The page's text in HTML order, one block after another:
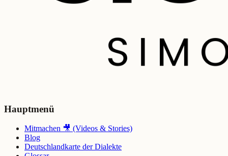
Hauptmenü
Mitmachen 🎥 (Videos & Stories)
Blog
Deutschlandkarte der Dialekte